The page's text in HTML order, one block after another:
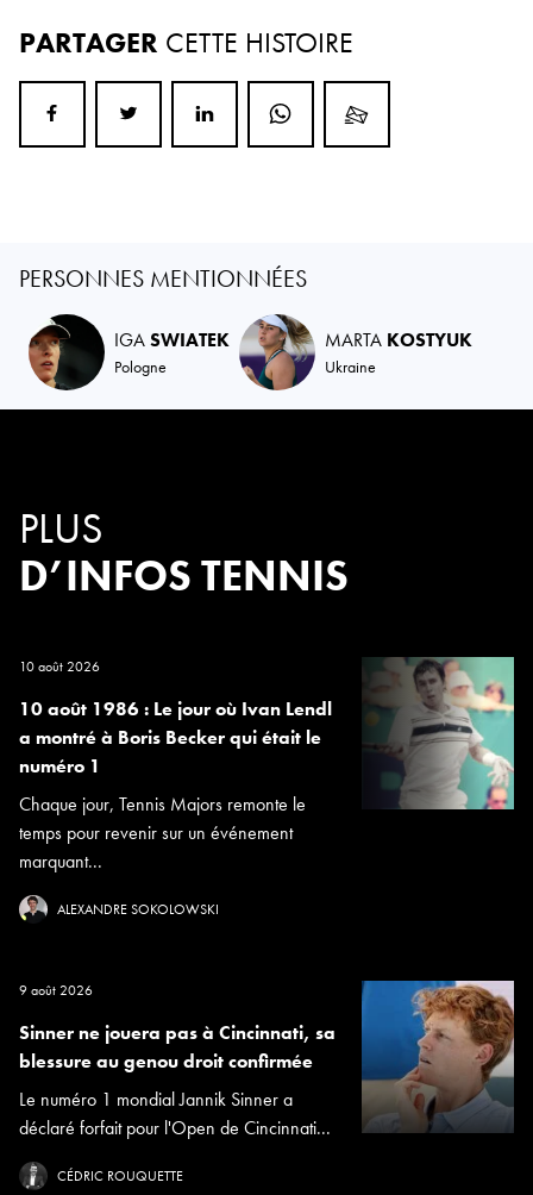
PARTAGER CETTE HISTOIRE
PERSONNES MENTIONNÉES
IGASWIATEK
Pologne
MARTA KOSTYUK
Ukraine
PLUS
D’INFOS TENNIS
10 août 2026
10 août 1986 : Le jour où Ivan Lendl
a montré à Boris Becker qui était le
numéro 1
Chaque jour, Tennis Majors remonte le
temps pour revenir sur un événement
marquant...
ALEXANDRE SOKOLOWSKI
9 août 2026
Sinner ne jouera pas à Cincinnati, sa
blessure au genou droit confirmée
Le numéro 1 mondial Jannik Sinner a
déclaré forfait pour l'Open de Cincinnati...
CÉDRIC ROUQUETTE